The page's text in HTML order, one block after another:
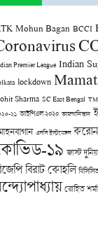
Mohun Bagan BCCI
Premier League Indian
lockdown
Sharma SC East Bengal
২১ আইপিএল ২০২০ আফগানিস্তান
এসসি ইস্টবেঙ্গল
১৯ জাস্ট
বিরাট কোহলি
রোহিত শর্মা